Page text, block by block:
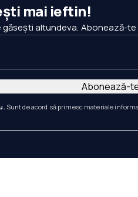
mai ieftin!
altundeva. Abonează-
Sunt de acord să primesc materiale
Abonează-